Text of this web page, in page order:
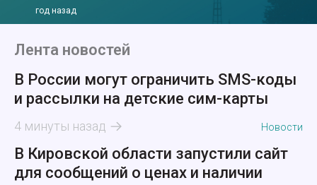
год назад
Лента новостей
В России могут ограничить SMS-коды
и рассылки на детские сим-карты
4 минуты назад Новости
В Кировской области запустили сайт
для сообщений о ценах и наличии